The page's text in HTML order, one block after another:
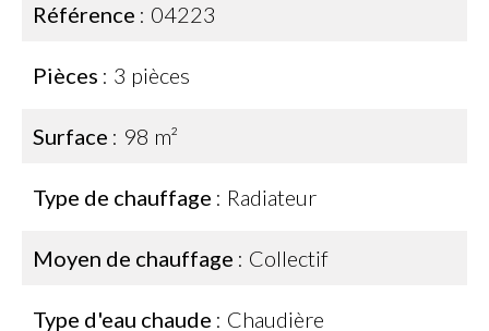
Référence 04223
Pièces 3 pièces
Surface 98 m²
Type de chauffage Radiateur
Moyen de chauffage Collectif
Type d'eau chaude Chaudière